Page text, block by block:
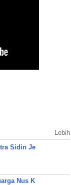
Lebih
Sidin Je
Nus K